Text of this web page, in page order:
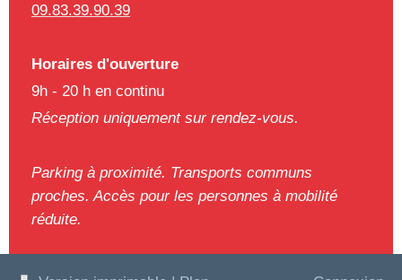
09.83.39.90.39
Horaires d'ouverture
9h - 20 h en continu
Réception uniquement sur rendez-vous.
Parking à proximité. Transports communs
proches. Accès pour les personnes à mobilité
réduite.